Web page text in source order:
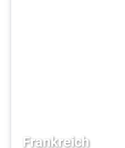
Frankreich